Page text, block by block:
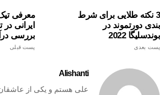
معرفی
ایرانی در
بررسی
پست قبلی
3 نکته طلایی برای شرط
بندی دورتموند در
بوندسلیگا 2022
پست بعدی
Alishanti
علی هستم و یکی از